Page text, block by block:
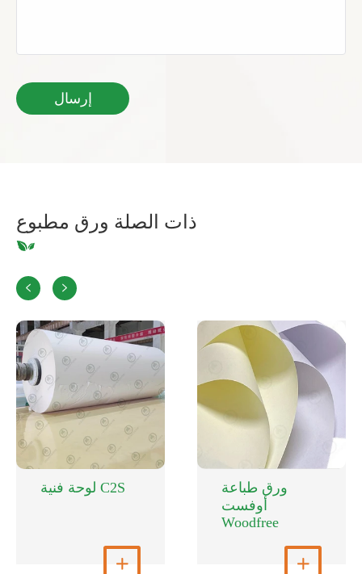
ذات الصلة ورق مطبوع
 
لوحة فنية C2S
عرض المزيد

ورق طباعة
أوفست
Woodfree
عرض المزيد
